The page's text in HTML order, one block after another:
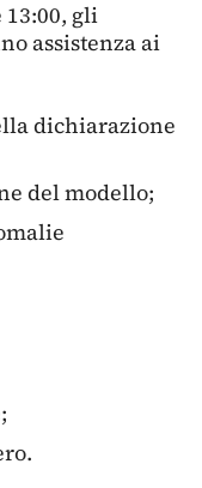
13:00, gli
assistenza ai
dichiarazione
del modello;